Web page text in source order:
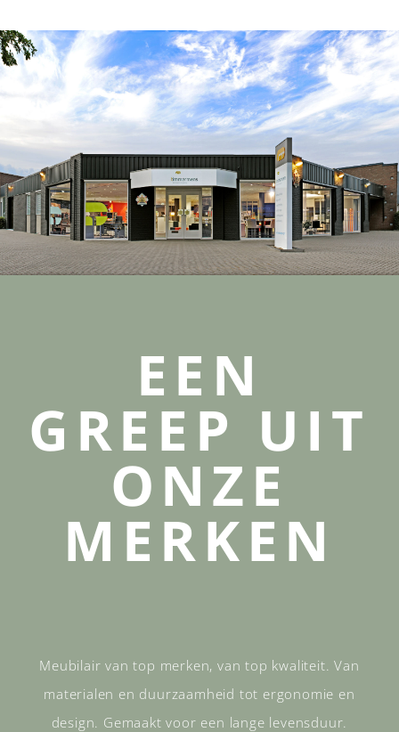
EEN
GREEP UIT
ONZE
MERKEN
Meubilair van top merken, van top kwaliteit. Van
materialen en duurzaamheid tot ergonomie en
design. Gemaakt voor een lange levensduur.